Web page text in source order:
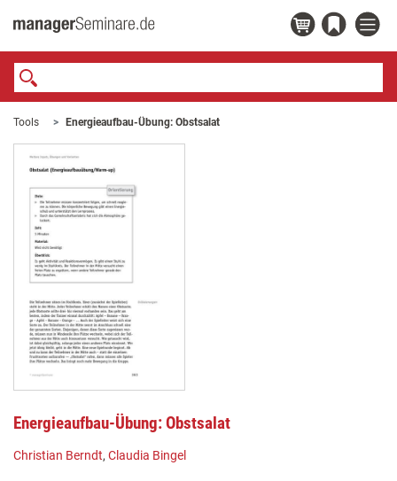
Tools Energieaufbau-Übung: Obstsalat
Energieaufbau-Übung: Obstsalat
Christian Berndt, Claudia Bingel